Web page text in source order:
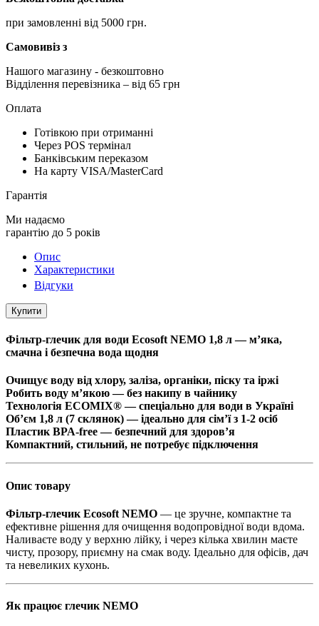
при замовленні від 5000 грн.
Самовивіз з
Нашого магазину - безкоштовно
Відділення перевізника – від 65 грн
Оплата
Готівкою при отриманні
Через POS термінал
Банківським переказом
На карту VISA/MasterCard
Гарантія
Ми надаємо
гарантію до 5 років
Опис
Характеристики
Відгуки
Купити
Фільтр-глечик для води Ecosoft NEMO 1,8 л — м’яка,
смачна і безпечна вода щодня
Очищує воду від хлору, заліза, органіки, піску та іржі
Робить воду м’якою — без накипу в чайнику
Технологія ECOMIX® — спеціально для води в Україні
Об’єм 1,8 л (7 склянок) — ідеально для сім’ї з 1-2 осіб
Пластик BPA-free— безпечний для здоров’я
Компактний, стильний, не потребує підключення
Опис товару
Фільтр-глечик Ecosoft NEMO — це зручне, компактне та
ефективне рішення для очищення водопровідної води вдома.
Наливаєте воду у верхню лійку, і через кілька хвилин маєте
чисту, прозору, приємну на смак воду. Ідеально для офісів, дач
та невеликих кухонь.
Як працює глечик NEMO